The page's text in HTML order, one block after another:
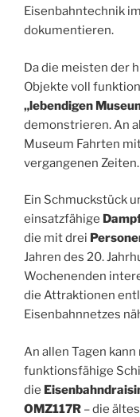
Eisenbahntechnik
dokumentieren.
Da die meisten der
Objekte voll
„lebendigen
demonstrieren. An
Museum Fahrten
vergangenen Zeiten.
Ein Schmuckstück
einsatzfähige
die mit drei
Jahren des 20.
Wochenenden
die Attraktionen
Eisenbahnnetzes
An allen Tagen
funktionsfähige
die
OMZ117R – die